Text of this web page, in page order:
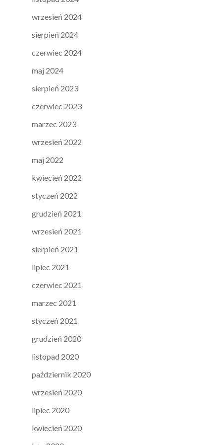
wrzesień 2024
sierpień 2024
czerwiec 2024
maj 2024
sierpień 2023
czerwiec 2023
marzec 2023
wrzesień 2022
maj 2022
kwiecień 2022
styczeń 2022
grudzień 2021
wrzesień 2021
sierpień 2021
lipiec 2021
czerwiec 2021
marzec 2021
styczeń 2021
grudzień 2020
listopad 2020
październik 2020
wrzesień 2020
lipiec 2020
kwiecień 2020